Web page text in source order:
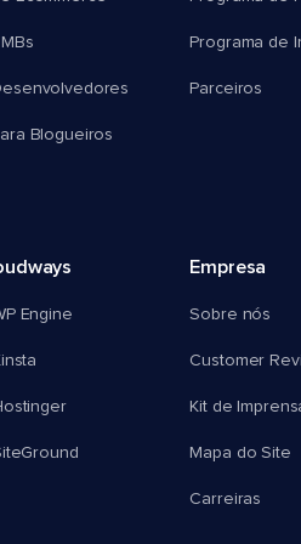
Blogueiros
Programa de
Parceiros
Engine
Empresa
Sobre nós
Customer
Kit de
Mapa do Site
Carreiras